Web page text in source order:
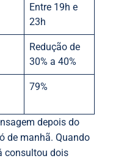
Entre 19h e
23h
Redução de
30% a 40%
79%
depois do
de manhã. Quando
consultou dois